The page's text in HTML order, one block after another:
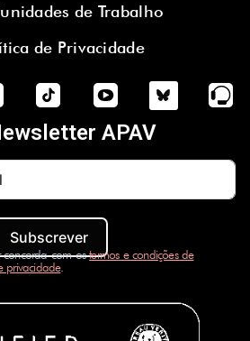
de Trabalho
de Privacidade
APAV
Subscrever
concorda com ostermos e condições de
privacidade.